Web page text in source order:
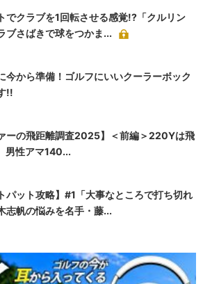
でクラブを1回転させる感覚!?「クルリン
ブさばきで球をつかま...
今から準備！ゴルフにいいクーラーボック
!!
ァーの飛距離調査2025】＜前編＞220Yは飛
性アマ140...
パット攻略】#1「大事なところで打ち切れ
志帆の悩みを名手・藤...